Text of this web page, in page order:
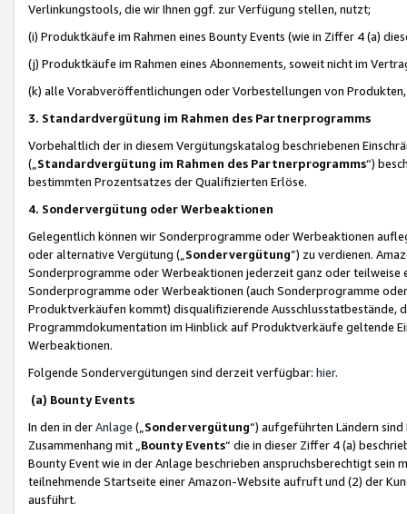
Verlinkungstools, die wir Ihnen ggf. zur Verfügung stellen, nutzt;
(i) Produktkäufe im Rahmen eines Bounty Events (wie in Ziffer 4 (a)
(j) Produktkäufe im Rahmen eines Abonnements, soweit nicht im
(k) alle Vorabveröffentlichungen oder Vorbestellungen von
3. Standardvergütung im Rahmen des Partnerprogramms
Vorbehaltlich der in diesem Vergütungskatalog beschriebenen
(„ Standardvergütung im Rahmen des Partnerprogramms“)
bestimmten Prozentsatzes der Qualifizierten Erlöse.
4. Sondervergütung oder Werbeaktionen
Gelegentlich können wir Sonderprogramme oder Werbeaktionen
oder alternative Vergütung („ Sondervergütung”) zu verdienen.
Sonderprogramme oder Werbeaktionen jederzeit ganz oder
Sonderprogramme oder Werbeaktionen (auch Sonderprogramme
Produktverkäufen kommt) disqualifizierende Ausschlusstatbestände,
Programmdokumentation im Hinblick auf Produktverkäufe geltende
Werbeaktionen.
Folgende Sondervergütungen sind derzeit verfügbar: hier.
(a) Bounty Events
In den in derAnlage („ Sondervergütung“) aufgeführten Ländern
Zusammenhang mit „ Bounty Events“ die in dieser Ziffer 4 (a)
Bounty Event wie in der Anlage beschrieben anspruchsberechtigt sein
teilnehmende Startseite einer Amazon-Website aufruft und (2) der
ausführt.